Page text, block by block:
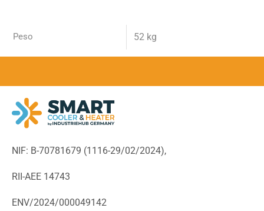
Peso 52 kg
NIF: B-70781679 (1116-29/02/2024),
RII-AEE 14743
ENV/2024/000049142